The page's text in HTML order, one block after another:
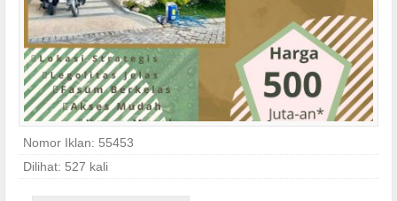
Nomor Iklan: 55453
Dilihat: 527 kali